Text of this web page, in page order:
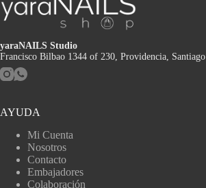
yaraNAILS Studio
Francisco Bilbao 1344 of 230, Providencia, Santiago
AYUDA
Mi Cuenta
Nosotros
Contacto
Embajadores
Colaboración